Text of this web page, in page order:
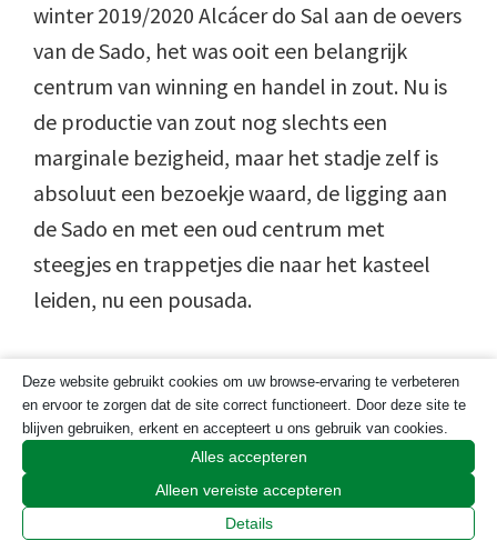
winter 2019/2020 Alcácer do Sal aan de oevers
van de Sado, het was ooit een belangrijk
centrum van winning en handel in zout. Nu is
de productie van zout nog slechts een
marginale bezigheid, maar het stadje zelf is
absoluut een bezoekje waard, de ligging aan
de Sado en met een oud centrum met
steegjes en trappetjes die naar het kasteel
leiden, nu een pousada.
Beantwoorden
Gerard Boszegt
21 december 2020 om 12:49
Deze website gebruikt cookies om uw browse-ervaring te verbeteren
en ervoor te zorgen dat de site correct functioneert. Door deze site te
blijven gebruiken, erkent en accepteert u ons gebruik van cookies.
Alles accepteren
Alleen vereiste accepteren
Details